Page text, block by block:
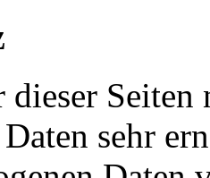
Seiten
sehr